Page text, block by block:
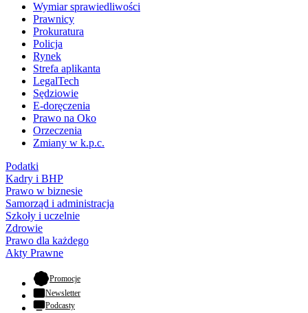
Wymiar sprawiedliwości
Prawnicy
Prokuratura
Policja
Rynek
Strefa aplikanta
LegalTech
Sędziowie
E-doręczenia
Prawo na Oko
Orzeczenia
Zmiany w k.p.c.
Podatki
Kadry i BHP
Prawo w biznesie
Samorząd i administracja
Szkoły i uczelnie
Zdrowie
Prawo dla każdego
Akty Prawne
Promocje- otwiera się w nowej karcie
Newsletter
Podcasty